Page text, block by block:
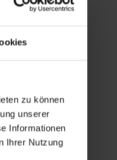
zu können
unserer
Informationen
Ihrer Nutzung